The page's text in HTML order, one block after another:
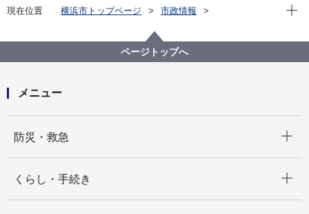
現在位置 横浜市トップページ
市政情報
統計刊行物
横浜市ハンディ統計
現在
ページトップへ
メニュー
防災・救急
くらし・手続き